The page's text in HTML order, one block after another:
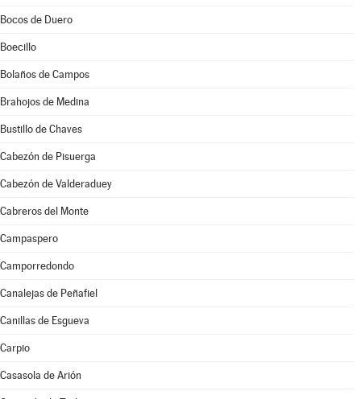
Bocos de Duero
Boecillo
Bolaños de Campos
Brahojos de Medina
Bustillo de Chaves
Cabezón de Pisuerga
Cabezón de Valderaduey
Cabreros del Monte
Campaspero
Camporredondo
Canalejas de Peñafiel
Canillas de Esgueva
Carpio
Casasola de Arión